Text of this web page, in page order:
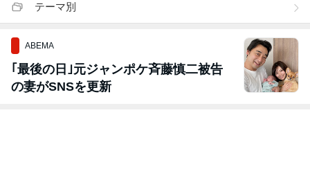
テーマ別
ABEMA
｢最後の日｣元ジャンポケ斉藤慎二被告
の妻がSNSを更新